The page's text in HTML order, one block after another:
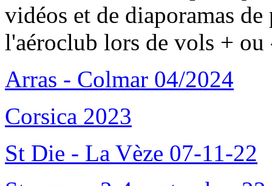
vidéos et de diaporamas
l'aéroclub lors de vols + ou
Arras - Colmar 04/2024
Corsica 2023
St Die - La Vèze 07-11-22